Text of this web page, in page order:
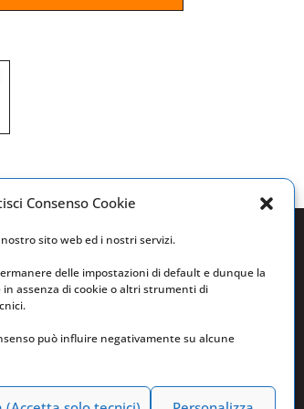
Consenso Cookie
sito web ed i nostri servizi.
delle impostazioni di default e dunque la
assenza di cookie o altri strumenti di
può influire negativamente su alcune